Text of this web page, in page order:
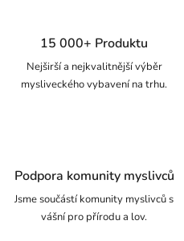
15 000+ Produktu
Nejširší a nejkvalitnější výběr
mysliveckého vybavení na trhu.
Podpora komunity myslivců
Jsme součástí komunity myslivců s
vášní pro přírodu a lov.